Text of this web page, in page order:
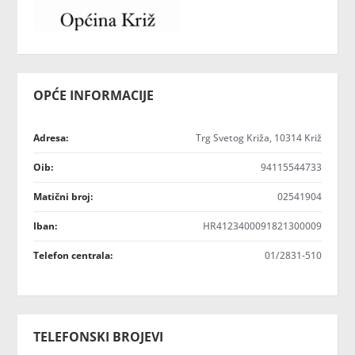
OPĆE INFORMACIJE
Adresa: Trg Svetog Križa, 10314 Križ
Oib: 94115544733
Matični broj: 02541904
Iban: HR4123400091821300009
Telefon centrala: 01/2831-510
TELEFONSKI BROJEVI